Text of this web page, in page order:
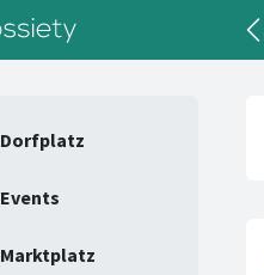
Dorfplatz
Events
Marktplatz